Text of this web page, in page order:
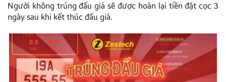
Người không trúng đấu giá sẽ được hoàn lại tiền đặt cọc 3
ngày sau khi kết thúc đấu giá.